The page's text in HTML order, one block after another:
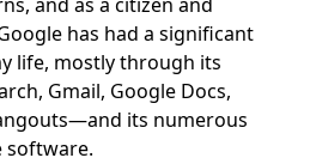
has had a significant
life, mostly through its
Gmail, Google Docs,
its numerous